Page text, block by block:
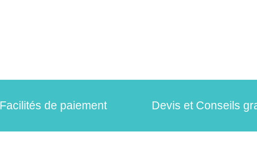
Facilités de paiement Devis et Conseils